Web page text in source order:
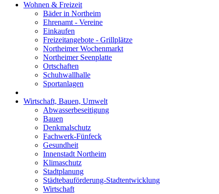
Wohnen & Freizeit
Bäder in Northeim
Ehrenamt - Vereine
Einkaufen
Freizeitangebote - Grillplätze
Northeimer Wochenmarkt
Northeimer Seenplatte
Ortschaften
Schuhwallhalle
Sportanlagen
Wirtschaft, Bauen, Umwelt
Abwasserbeseitigung
Bauen
Denkmalschutz
Fachwerk-Fünfeck
Gesundheit
Innenstadt Northeim
Klimaschutz
Stadtplanung
Städtebauförderung-Stadtentwicklung
Wirtschaft